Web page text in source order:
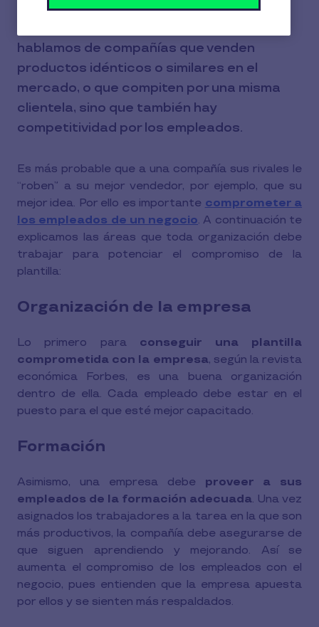
competitividad entre las empresas es
hablamos de compañías que venden
productos idénticos o similares en el
mercado, o que compiten por una misma
clientela, sino que también hay
competitividad por los empleados.
Es más probable que a una compañía sus rivales le
“roben” a su mejor vendedor, por ejemplo, que su
mejor idea. Por ello es importante comprometer a
los empleados de un negocio. A continuación te
explicamos las áreas que toda organización debe
trabajar para potenciar el compromiso de la
plantilla:
Organización de la empresa
Lo primero para conseguir una plantilla
comprometida con la empresa, según la revista
económica Forbes, es una buena organización
dentro de ella. Cada empleado debe estar en el
puesto para el que esté mejor capacitado.
Formación
Asimismo, una empresa debe proveer a sus
empleados de la formación adecuada. Una vez
asignados los trabajadores a la tarea en la que son
más productivos, la compañía debe asegurarse de
que siguen aprendiendo y mejorando. Así se
aumenta el compromiso de los empleados con el
negocio, pues entienden que la empresa apuesta
por ellos y se sienten más respaldados.